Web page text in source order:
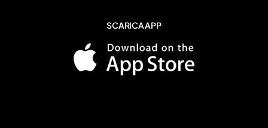
SCARICA APP